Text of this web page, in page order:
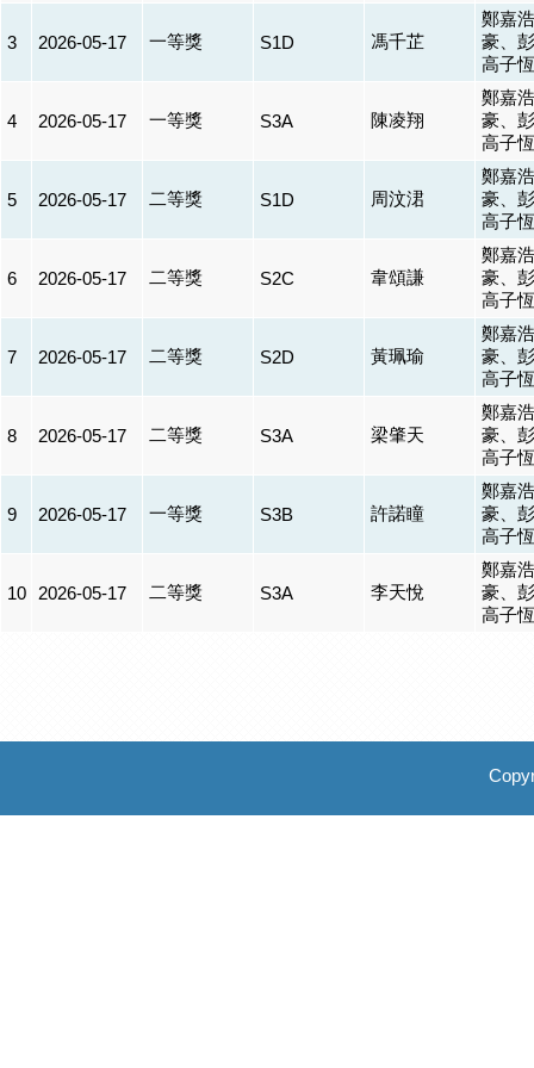
3 2026-05-17 一等獎 S1D 馮千芷
鄭嘉
豪、
高子恆
4 2026-05-17 一等獎 S3A 陳凌翔
鄭嘉
豪、
高子恆
5 2026-05-17 二等獎 S1D 周汶涒
鄭嘉
豪、
高子恆
6 2026-05-17 二等獎 S2C 韋頌謙
鄭嘉
豪、
高子恆
7 2026-05-17 二等獎 S2D 黃珮瑜
鄭嘉
豪、
高子恆
8 2026-05-17 二等獎 S3A 梁肇天
鄭嘉
豪、
高子恆
9 2026-05-17 一等獎 S3B 許諾瞳
鄭嘉
豪、
高子恆
10 2026-05-17 二等獎 S3A 李天悅
鄭嘉
豪、
高子恆